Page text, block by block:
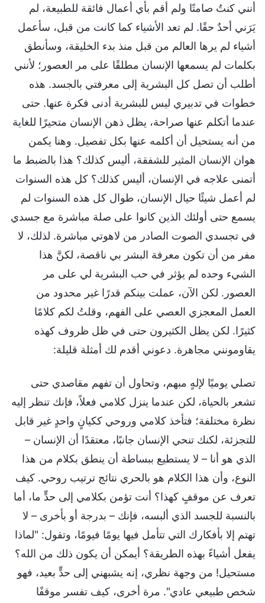
أنني كنتُ صامتًا ولم أقم بأي أعمال فائقة للطبيعة، لم
يَرَني أحدٌ حقًا. لم تعد الأشياء كما كانت من قبل، سأعمل
أشياء لم يرها العالم من قبل منذ بدء الخليقة، وسأنطق
بكلمات لم يسمعها الإنسان مطلقًا على مر العصور؛ لأنني
أطلب أن تصل كل البشرية إلى معرفتي بالجسد. هذه
خطوات في تدبيري ليس للبشرية أدنى فكرة عنها. حتى
عندما أتكلم عنها صراحة، يظل ذهن الإنسان متحيرًا للغاية
من أنه يستحيل أن أكلمه عنها بكل تفصيل. وهنا يكمن
هوان الإنسان المثير للشفقة، أليس كذلك؟ هذا بالضبط ما
أتمنى علاجه في الإنسان، أليس كذلك؟ كل هذه السنوات
لم أعمل شيئًا حيال الإنسان، طوال كل هذه السنوات لم
يسمع حتى أولئك الذين كانوا على صلة مباشرة مع جسدي
في تجسدي الصوت الصادر من لاهوتي مباشرة. لذلك، لا
مفر من أن تكون معرفة البشر بي ناقصة، لكنَّ هذا
الشيء وحده لم يؤثر في حب البشرية لي على مر
العصور. لكن الآن، عملت بينكم قدرًا غير محدود من
العمل المعجزي العصي على الفهم، وقلتُ لكم كلامًا
كثيرًا. لكن يظل الكثيرون حتى في ظل ظروف كهذه
يقاومونني مجاهرة. دعوني أقدم لك أمثلة قليلة:
تصلي يوميًا لإلهٍ مبهم، وتحاول أن تفهم مقاصدي حتى
تشعر بالحياة، لكن عندما ينزل كلامي فعلاً، فإنك تنظر إليه
نظرة مختلفة؛ فتأخذ كلامي وروحي ككيانٍ واحدٍ غير قابل
للتجزئة، لكنك تنحي الإنسان جانبًا، معتقدًا أن الإنسان –
الذي هو أنا – لا يستطيع ببساطة أن ينطق بكلام من هذا
النوع، وأن هذا الكلام هو بالحري نتائج ترتيب روحي. كيف
تعرف عن موقفٍ كهذا؟ أنت تؤمن بكلامي إلى حدٍّ ما، أما
بالنسبة للجسد الذي ألبسه، فإنك – بدرجة أو بأخرى – لا
تهتم إلا بأفكارك التي تتأمل فيها يومًا فيومًا، وتقول: "لماذا
يفعل أشياءً بهذه الطريقة؟ أيمكن أن يكون ذلك من الله؟
مستحيل! من وجهة نظري، إنه يشبهني إلى حدٍّ بعيد، فهو
شخص طبيعي عادي". مرة أخرى، كيف تفسر موقفًا